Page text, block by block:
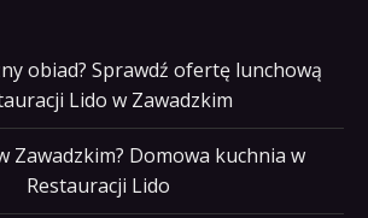
obiad? Sprawdź ofertę lunchową
Lido w Zawadzkim
Zawadzkim? Domowa kuchnia w
Restauracji Lido